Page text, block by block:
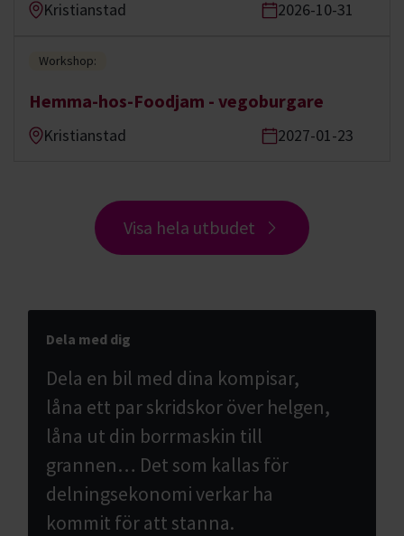
Kristianstad 2026-10-31
Workshop:
Hemma-hos-Foodjam - vegoburgare
Kristianstad 2027-01-23
Visa hela utbudet
Dela med dig
Dela en bil med dina kompisar,
låna ett par skridskor över helgen,
låna ut din borrmaskin till
grannen… Det som kallas för
delningsekonomi verkar ha
kommit för att stanna.